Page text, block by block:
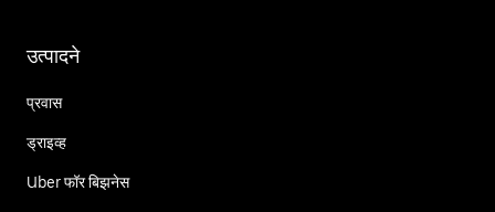
उत्पादने
प्रवास
ड्राइव्ह
Uber फॉर बिझनेस